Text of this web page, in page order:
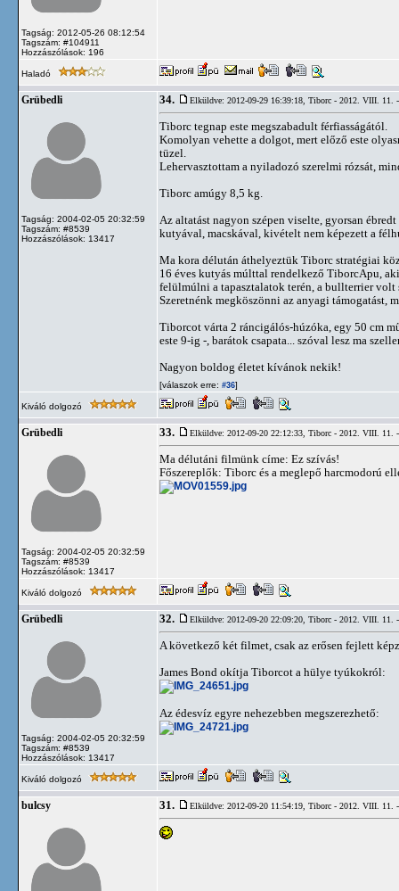
Tagság: 2012-05-26 08:12:54
Tagszám: #104911
Hozzászólások: 196
Haladó
Grübedli
Tagság: 2004-02-05 20:32:59
Tagszám: #8539
Hozzászólások: 13417
34. Elküldve: 2012-09-29 16:39:18, Tiborc - 2012. VIII. 11. -
Tiborc tegnap este megszabadult férfiasságától.
Komolyan vehette a dolgot, mert előző este
tüzel.
Lehervasztottam a nyiladozó szerelmi rózsát,
Tiborc amúgy 8,5 kg.
Az altatást nagyon szépen viselte, gyorsan
kutyával, macskával, kivételt nem képezett a
Ma kora délután áthelyeztük Tiborc stratégiai
16 éves kutyás múlttal rendelkező TiborcApu,
felülmúlni a tapasztalatok terén, a bullterrier volt
Szeretnénk megköszönni az anyagi támogatást,
Tiborcot várta 2 ráncigálós-húzóka, egy 50 cm
este 9-ig -, barátok csapata... szóval lesz ma
Nagyon boldog életet kívánok nekik!
[válaszok erre: #36]
Kiváló dolgozó
Grübedli
Tagság: 2004-02-05 20:32:59
Tagszám: #8539
Hozzászólások: 13417
33. Elküldve: 2012-09-20 22:12:33, Tiborc - 2012. VIII. 11. -
Ma délutáni filmünk címe: Ez szívás!
Főszereplők: Tiborc és a meglepő harcmodorú
Kiváló dolgozó
Grübedli
Tagság: 2004-02-05 20:32:59
Tagszám: #8539
Hozzászólások: 13417
32. Elküldve: 2012-09-20 22:09:20, Tiborc - 2012. VIII. 11. -
A következő két filmet, csak az erősen fejlett
James Bond okítja Tiborcot a hülye tyúkokról:
Az édesvíz egyre nehezebben megszerezhető:
Kiváló dolgozó
bulcsy 31. Elküldve: 2012-09-20 11:54:19, Tiborc - 2012. VIII. 11. -